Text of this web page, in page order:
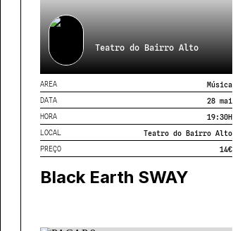
Teatro do Bairro Alto
AREA
Música
DATA
28 mai
HORA
19:30H
LOCAL
Teatro do Bairro Alto
PREÇO
14€
Black Earth SWAY